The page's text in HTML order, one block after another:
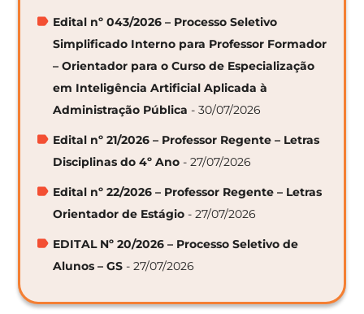
Edital nº 043/2026 – Processo Seletivo
Simplificado Interno para Professor Formador
– Orientador para o Curso de Especialização
em Inteligência Artificial Aplicada à
Administração Pública - 30/07/2026
Edital nº 21/2026 – Professor Regente – Letras
Disciplinas do 4º Ano - 27/07/2026
Edital nº 22/2026 – Professor Regente – Letras
Orientador de Estágio - 27/07/2026
EDITAL Nº 20/2026 – Processo Seletivo de
Alunos – GS - 27/07/2026